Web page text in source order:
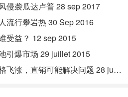
侵袭瓜达卢普 28 sep 2017
流行攀岩热 30 Sep 2016
受益？ 12 sep 2015
引爆市场 29 juillet 2015
法国热点直播：肉食品价格飞涨，直销可能解决问题 28 juillet 2015